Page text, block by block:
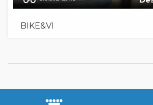
BIKE&VI